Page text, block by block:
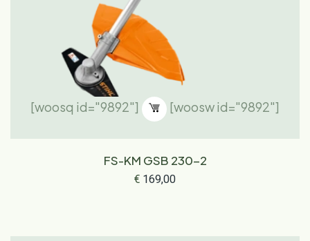
[woosq id="9892"] [woosw id="9892"]
FS-KM GSB 230-2
€ 169,00